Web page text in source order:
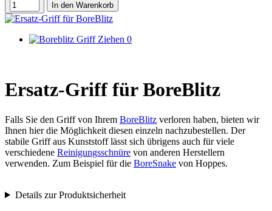
In den Warenkorb
Ersatz-Griff für BoreBlitz
Falls Sie den Griff von Ihrem BoreBlitz verloren haben, bieten wir
Ihnen hier die Möglichkeit diesen einzeln nachzubestellen. Der
stabile Griff aus Kunststoff lässt sich übrigens auch für viele
verschiedene Reinigungsschnüre von anderen Herstellern
verwenden. Zum Beispiel für die BoreSnake von Hoppes.
Details zur Produktsicherheit